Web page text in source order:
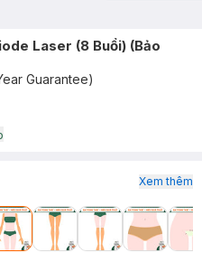
Laser (8 Buổi) (Bảo
Guarantee)
Xem thêm